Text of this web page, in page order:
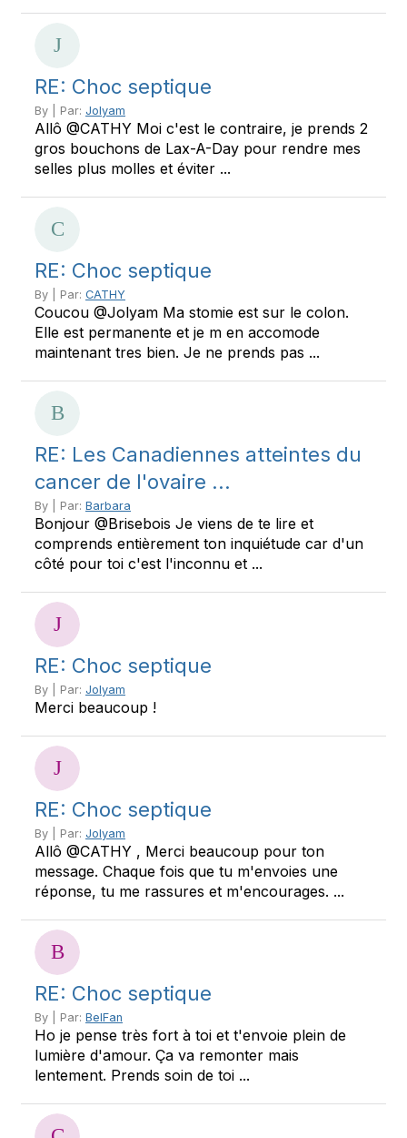
RE: Choc septique
By | Par: Jolyam
Allô @CATHY Moi c'est le contraire, je prends 2
gros bouchons de Lax-A-Day pour rendre mes
selles plus molles et éviter ...
RE: Choc septique
By | Par: CATHY
Coucou @Jolyam Ma stomie est sur le colon.
Elle est permanente et je m en accomode
maintenant tres bien. Je ne prends pas ...
RE: Les Canadiennes atteintes du
cancer de l'ovaire ...
By | Par: Barbara
Bonjour @Brisebois Je viens de te lire et
comprends entièrement ton inquiétude car d'un
côté pour toi c'est l'inconnu et ...
RE: Choc septique
By | Par: Jolyam
Merci beaucoup !
RE: Choc septique
By | Par: Jolyam
Allô @CATHY , Merci beaucoup pour ton
message. Chaque fois que tu m'envoies une
réponse, tu me rassures et m'encourages. ...
RE: Choc septique
By | Par: BelFan
Ho je pense très fort à toi et t'envoie plein de
lumière d'amour. Ça va remonter mais
lentement. Prends soin de toi ...